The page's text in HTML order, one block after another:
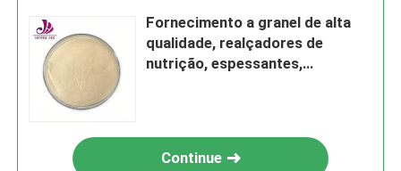
Fornecimento a granel de alta
qualidade, realçadores de
nutrição, espessantes,
Continue